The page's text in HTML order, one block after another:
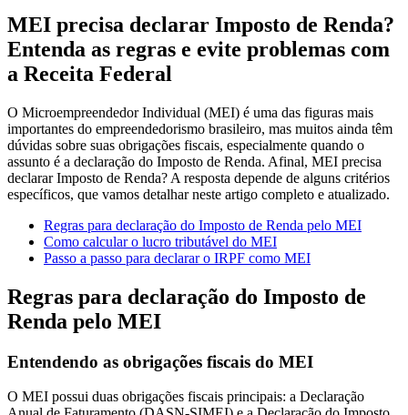
MEI precisa declarar Imposto de Renda?
Entenda as regras e evite problemas com
a Receita Federal
O Microempreendedor Individual (MEI) é uma das figuras mais
importantes do empreendedorismo brasileiro, mas muitos ainda têm
dúvidas sobre suas obrigações fiscais, especialmente quando o
assunto é a declaração do Imposto de Renda. Afinal, MEI precisa
declarar Imposto de Renda? A resposta depende de alguns critérios
específicos, que vamos detalhar neste artigo completo e atualizado.
Regras para declaração do Imposto de Renda pelo MEI
Como calcular o lucro tributável do MEI
Passo a passo para declarar o IRPF como MEI
Regras para declaração do Imposto de
Renda pelo MEI
Entendendo as obrigações fiscais do MEI
O MEI possui duas obrigações fiscais principais: a Declaração